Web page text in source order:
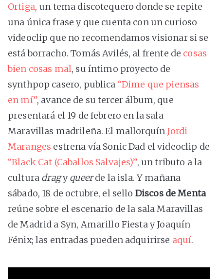
Ortiga, un tema discotequero donde se repite
una única frase y que cuenta con un curioso
videoclip que no recomendamos visionar si se
está borracho. Tomás Avilés, al frente de cosas
bien cosas mal, su íntimo proyecto de
synthpop casero, publica “Dime que piensas
en mí”, avance de su tercer álbum, que
presentará el 19 de febrero en la sala
Maravillas madrileña. El mallorquín Jordi
Maranges estrena vía Sonic Dad el videoclip de
“Black Cat (Caballos Salvajes)”, un tributo a la
cultura dragyqueerde la isla. Y mañana
sábado, 18 de octubre, el sello Discos de Menta
reúne sobre el escenario de la sala Maravillas
de Madrid a Syn, Amarillo Fiesta y Joaquín
Fénix; las entradas pueden adquirirse aquí.